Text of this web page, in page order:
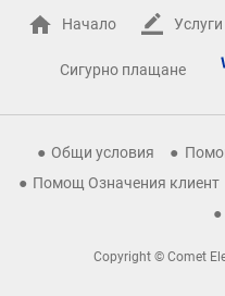
Начало Услуги
Сигурно плащане
Общи условия
Помощ Означения клиент
Copyright © Comet